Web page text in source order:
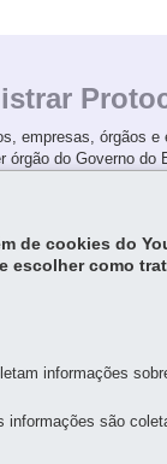
empresas, órgãos
órgão do Governo do
de cookies do
escolher como
informações
são